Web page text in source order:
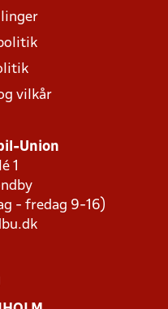
vilkår
Union
1
- fredag 9-16)